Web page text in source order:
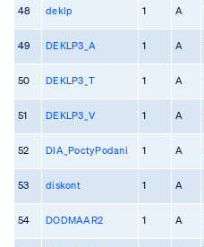
48 deklp 1 A
49 DEKLP3_A 1 A
50 DEKLP3_T 1 A
51 DEKLP3_V 1 A
52 DIA_PoctyPodani 1 A
53 diskont 1 A
54 DODMAAR2 1 A